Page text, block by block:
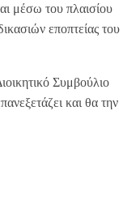
μέσω του πλαισίου
εποπτείας του
Συμβούλιο
και θα την